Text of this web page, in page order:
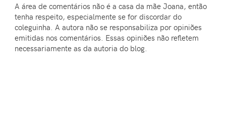
A área de comentários não é a casa da mãe Joana, então
tenha respeito, especialmente se for discordar do
coleguinha. A autora não se responsabiliza por opiniões
emitidas nos comentários. Essas opiniões não refletem
necessariamente as da autoria do blog.